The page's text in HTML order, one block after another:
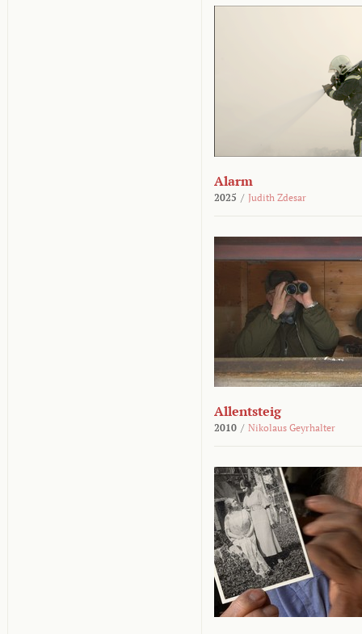
Alarm
2025 / Judith Zdesar
Allentsteig
2010 / Nikolaus Geyrhalter